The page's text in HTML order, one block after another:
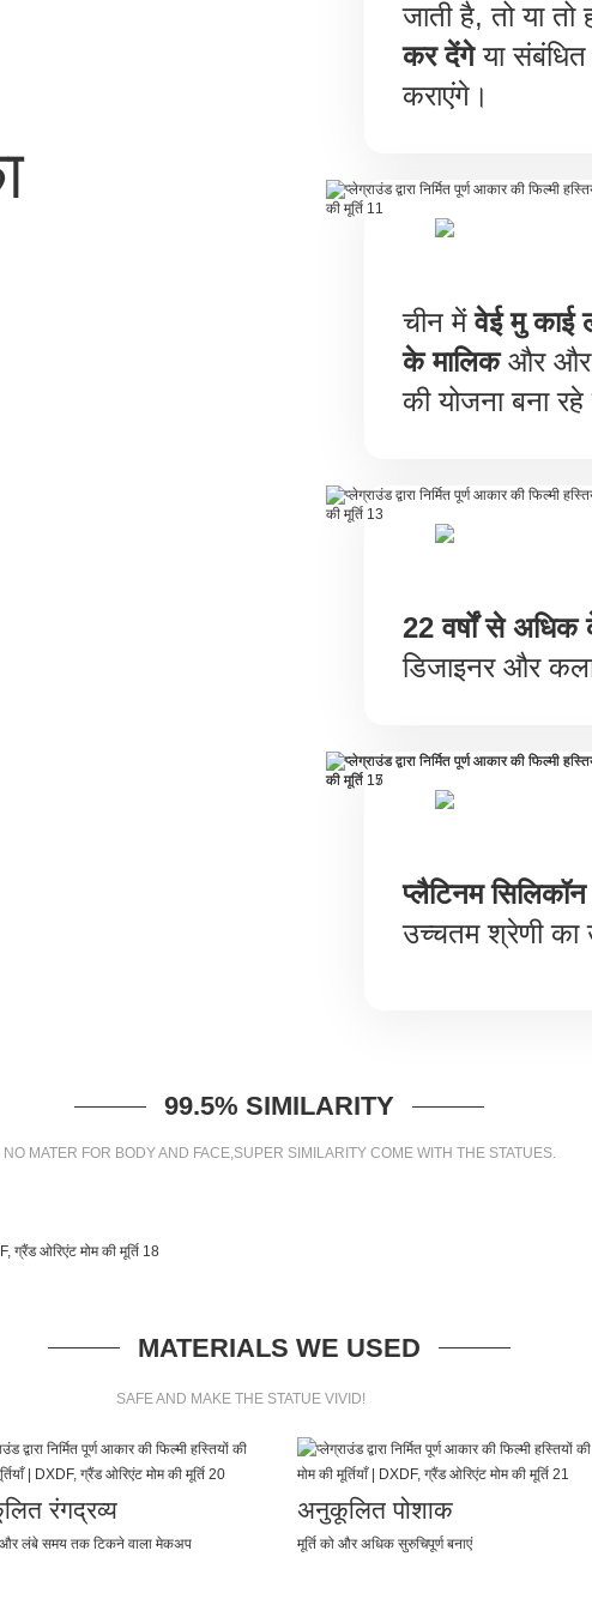
जाती है, तो या
कर देंगेया संबंधित
कराएंगे।
चीन मेंवेई मु काई
के मालिकऔर और
की योजना बना
22 वर्षों से
डिजाइनर और
प्लैटिनम सिलिकॉन
उच्चतम श्रेणी का
99.5% SIMILARITY
NO MATER FOR BODY AND FACE,SUPER SIMILARITY COME WITH THE STATUES.
MATERIALS WE USED
SAFE AND MAKE THE STATUE VIVID!
रंगद्रव्य
लंबे समय तक टिकने वाला मेकअप
अनुकूलित पोशाक
मूर्ति को और अधिक सुरुचिपूर्ण बनाएं